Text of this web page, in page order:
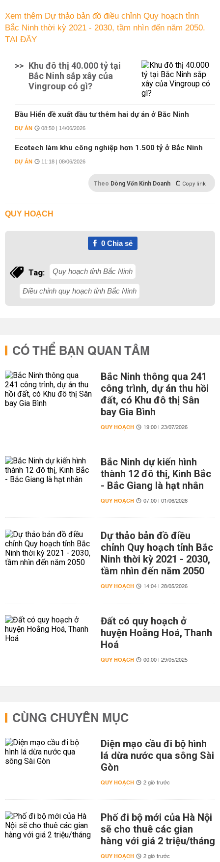
Xem thêm Dự thảo bản đồ điều chỉnh Quy hoạch tỉnh
Bắc Ninh thời kỳ 2021 - 2030, tầm nhìn đến năm 2050.
TẠI ĐÂY
>> Khu đô thị 40.000 tỷ tại
Bắc Ninh sắp xây của
Vingroup có gì?
Bầu Hiển đề xuất đầu tư thêm hai dự án ở Bắc Ninh
DỰ ÁN 08:50 | 14/06/2026
Ecotech làm khu công nghiệp hơn 1.500 tỷ ở Bắc Ninh
DỰ ÁN 11:18 | 08/06/2026
Theo Dòng Vốn Kinh Doanh Copy link
QUY HOẠCH
0Chia sẻ
Tag: Quy hoạch tỉnh Bắc Ninh
Điều chỉnh quy hoạch tỉnh Bắc Ninh
CÓ THỂ BẠN QUAN TÂM
Bắc Ninh thông qua 241
công trình, dự án thu hồi
đất, có Khu đô thị Sân
bay Gia Bình
QUY HOẠCH 19:00 | 23/07/2026
Bắc Ninh dự kiến hình
thành 12 đô thị, Kinh Bắc
- Bắc Giang là hạt nhân
QUY HOẠCH 07:00 | 01/06/2026
Dự thảo bản đồ điều
chỉnh Quy hoạch tỉnh Bắc
Ninh thời kỳ 2021 - 2030,
tầm nhìn đến năm 2050
QUY HOẠCH 14:04 | 28/05/2026
Đất có quy hoạch ở
huyện Hoằng Hoá, Thanh
Hoá
QUY HOẠCH 00:00 | 29/05/2025
CÙNG CHUYÊN MỤC
Diện mạo cầu đi bộ hình
lá dừa nước qua sông Sài
Gòn
QUY HOẠCH 2 giờ trước
Phố đi bộ mới của Hà Nội
sẽ cho thuê các gian
hàng với giá 2 triệu/tháng
QUY HOẠCH 2 giờ trước